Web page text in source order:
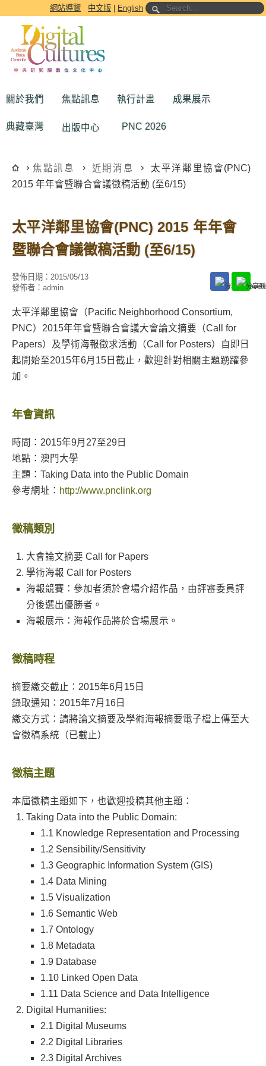
跳到主要內容區塊網站導覽 中文版 English
關於我們 焦點訊息 執行計畫 成果展示
典藏臺灣 出版中心 PNC 2026
焦點訊息 近期消息
太平洋鄰里協會(PNC)
2015 年年會暨聯合會議徵稿活動 (至6/15)
太平洋鄰里協會(PNC) 2015 年年會
暨聯合會議徵稿活動 (至6/15)
發佈日期： 2015/05/13
發佈者： admin
太平洋鄰里協會（Pacific Neighborhood Consortium,
PNC）2015年年會暨聯合會議大會論文摘要（Call for
Papers）及學術海報徵求活動（Call for Posters）自即日
起開始至2015年6月15日截止，歡迎針對相關主題踴躍參
加。
年會資訊
時間：2015年9月27至29日
地點：澳門大學
主題：Taking Data into the Public Domain
參考網址： http://www.pnclink.org
徵稿類別
大會論文摘要 Call for Papers
學術海報 Call for Posters
海報競賽：參加者須於會場介紹作品，由評審委員評
分後選出優勝者。
海報展示：海報作品將於會場展示。
徵稿時程
摘要繳交截止：2015年6月15日
錄取通知：2015年7月16日
繳交方式：請將論文摘要及學術海報摘要電子檔上傳至大
會徵稿系統（已截止）
徵稿主題
本屆徵稿主題如下，也歡迎投稿其他主題：
Taking Data into the Public Domain:
1.1 Knowledge Representation and Processing
1.2 Sensibility/Sensitivity
1.3 Geographic Information System (GIS)
1.4 Data Mining
1.5 Visualization
1.6 Semantic Web
1.7 Ontology
1.8 Metadata
1.9 Database
1.10 Linked Open Data
1.11 Data Science and Data Intelligence
Digital Humanities:
2.1 Digital Museums
2.2 Digital Libraries
2.3 Digital Archives